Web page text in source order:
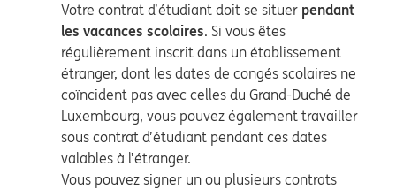
Votre contrat d’étudiant doit se situer pendant
les vacances scolaires. Si vous êtes
régulièrement inscrit dans un établissement
étranger, dont les dates de congés scolaires ne
coïncident pas avec celles du Grand-Duché de
Luxembourg, vous pouvez également travailler
sous contrat d’étudiant pendant ces dates
valables à l’étranger.
Vous pouvez signer un ou plusieurs contrats